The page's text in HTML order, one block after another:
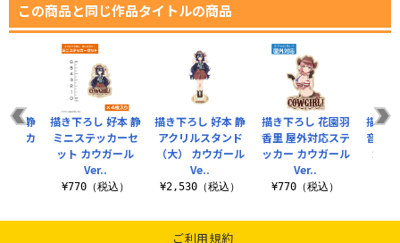
この商品と同じ作品タイトルの商品
描き下ろし 好本 静
アクリルスタンド
（大） カウガール
Ve..
¥2,530（税込）
描き下ろし 花園羽
香里 屋外対応ステ
ッカー カウガール
Ver..
¥770（税込）
描き
音 屋
カー
本 静
ジ カ
描き下ろし 好本 静
ミニステッカーセ
ット カウガール
Ver..
¥770（税込）
ご利用規約